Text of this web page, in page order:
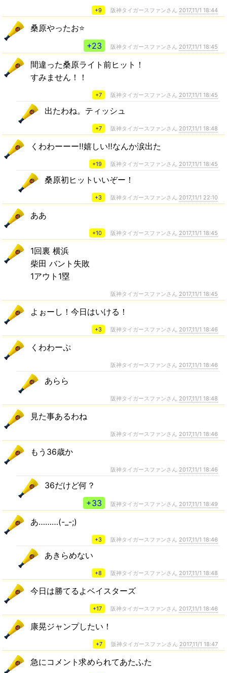
+9 阪神タイガースファンさん 2017,11/1 18:44
桑原やったお⭐️
+23
阪神タイガースファンさん 2017,11/1 18:45
間違った桑原ライト前ヒット！
すみません！！
+7 阪神タイガースファンさん 2017,11/1 18:45
出たわね。ティッシュ
+7 阪神タイガースファンさん 2017,11/1 18:48
くわわーーー‼嬉しい‼なんか涙出た
+19 阪神タイガースファンさん 2017,11/1 18:45
桑原初ヒットいいぞー！
+3 阪神タイガースファンさん 2017,11/1 22:10
ああ
+10 阪神タイガースファンさん 2017,11/1 18:45
1回裏 横浜
柴田 バント失敗
1アウト1塁
阪神タイガースファンさん 2017,11/1 18:45
よぉーし！今日はいける！
+3 阪神タイガースファンさん 2017,11/1 18:46
くわわーぷ
阪神タイガースファンさん 2017,11/1 18:46
あらら
阪神タイガースファンさん 2017,11/1 18:48
見た事あるわね
阪神タイガースファンさん 2017,11/1 18:46
もう36歳か
阪神タイガースファンさん 2017,11/1 18:46
36だけど何？
+33
阪神タイガースファンさん 2017,11/1 18:49
あ………(-_-;)
+3 阪神タイガースファンさん 2017,11/1 18:46
あきらめない
+8 阪神タイガースファンさん 2017,11/1 18:48
今日は勝てるよベイスターズ
+17 阪神タイガースファンさん 2017,11/1 18:46
康晃ジャンプしたい！
+7 阪神タイガースファンさん 2017,11/1 18:47
急にコメント求められてあたふた